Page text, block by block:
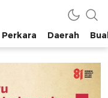
Perkara Daerah